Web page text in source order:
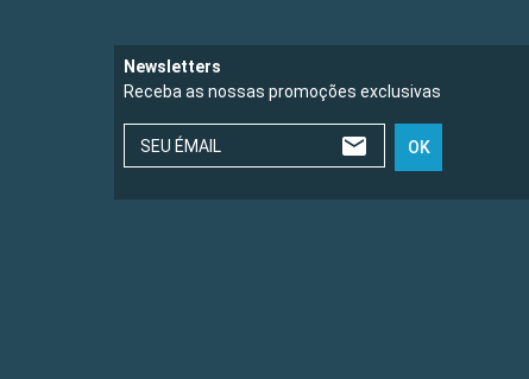
Newsletters
Receba as nossas promoções exclusivas
SEU ÉMAIL OK